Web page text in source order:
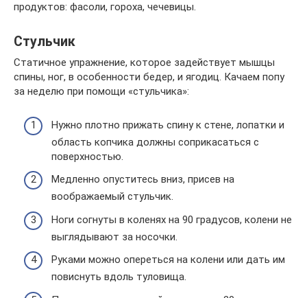
продуктов: фасоли, гороха, чечевицы.
Стульчик
Статичное упражнение, которое задействует мышцы
спины, ног, в особенности бедер, и ягодиц. Качаем попу
за неделю при помощи «стульчика»:
Нужно плотно прижать спину к стене, лопатки и
область копчика должны соприкасаться с
поверхностью.
Медленно опуститесь вниз, присев на
воображаемый стульчик.
Ноги согнуты в коленях на 90 градусов, колени не
выглядывают за носочки.
Руками можно опереться на колени или дать им
повиснуть вдоль туловища.